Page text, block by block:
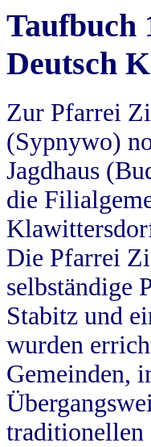
Taufbuch
Deutsch
Zur Pfarrei
(Sypnywo)
Jagdhaus
die
Die Pfarrei
selbständige
Stabitz und
wurden
Gemeinden,
traditionellen